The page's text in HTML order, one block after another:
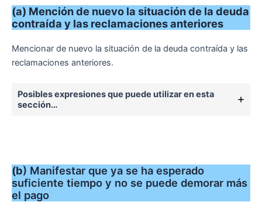
(a) Mención de nuevo la situación de la deuda
contraída y las reclamaciones anteriores
Mencionar de nuevo la situación de la deuda contraída y las
reclamaciones anteriores.
Posibles expresiones que puede utilizar en esta
sección…
(b) Manifestar que ya se ha esperado
suficiente tiempo y no se puede demorar más
el pago